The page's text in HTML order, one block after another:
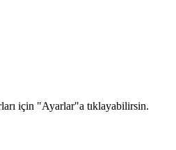
için "Ayarlar"a tıklayabilirsin.